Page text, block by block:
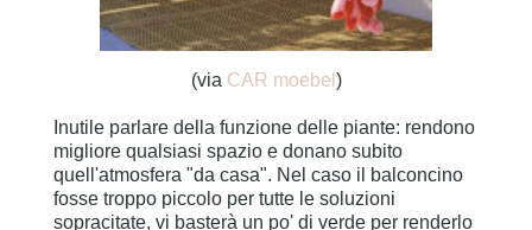
(via CAR moebel )
Inutile parlare della funzione delle piante: rendono
migliore qualsiasi spazio e donano subito
quell'atmosfera "da casa". Nel caso il balconcino
fosse troppo piccolo per tutte le soluzioni
sopracitate, vi basterà un po' di verde per renderlo